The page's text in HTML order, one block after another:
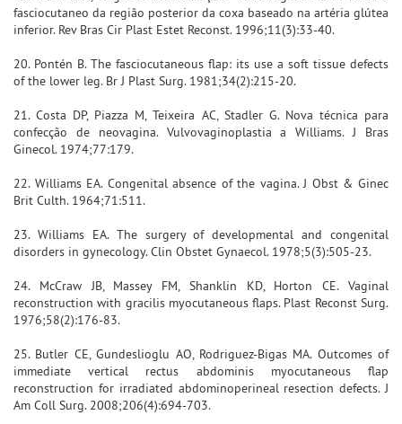
fasciocutaneo da região posterior da coxa baseado na artéria glútea
inferior. Rev Bras Cir Plast Estet Reconst. 1996;11(3):33-40.
20. Pontén B. The fasciocutaneous flap: its use a soft tissue defects
of the lower leg. Br J Plast Surg. 1981;34(2):215-20.
21. Costa DP, Piazza M, Teixeira AC, Stadler G. Nova técnica para
confecção de neovagina. Vulvovaginoplastia a Williams. J Bras
Ginecol. 1974;77:179.
22. Williams EA. Congenital absence of the vagina. J Obst & Ginec
Brit Culth. 1964;71:511.
23. Williams EA. The surgery of developmental and congenital
disorders in gynecology. Clin Obstet Gynaecol. 1978;5(3):505-23.
24. McCraw JB, Massey FM, Shanklin KD, Horton CE. Vaginal
reconstruction with gracilis myocutaneous flaps. Plast Reconst Surg.
1976;58(2):176-83.
25. Butler CE, Gundeslioglu AO, Rodriguez-Bigas MA. Outcomes of
immediate vertical rectus abdominis myocutaneous flap
reconstruction for irradiated abdominoperineal resection defects. J
Am Coll Surg. 2008;206(4):694-703.